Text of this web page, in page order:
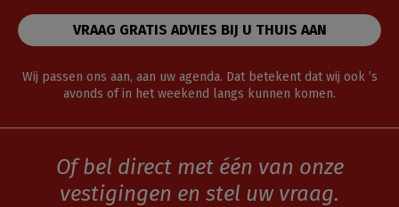
VRAAG GRATIS ADVIES BIJ U THUIS AAN
Wij passen ons aan, aan uw agenda. Dat betekent dat wij ook ’s
avonds of in het weekend langs kunnen komen.
Of bel direct met één van onze
vestigingen en stel uw vraag.